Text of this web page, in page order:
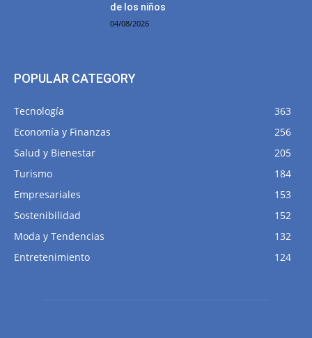
de los niños
04/08/2026
POPULAR CATEGORY
Tecnología
363
Economía y Finanzas
256
Salud y Bienestar
205
Turismo
184
Empresariales
153
Sostenibilidad
152
Moda y Tendencias
132
Entretenimiento
124